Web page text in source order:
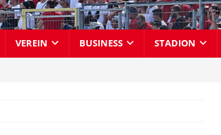
VEREIN BUSINESS STADION